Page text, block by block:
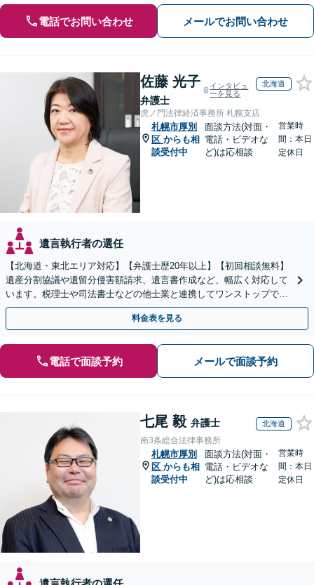
電話でお問い合わせ メールでお問い合わせ
佐藤 光子
弁護士
インタビュ
ーを見る
北海道
虎ノ門法律経済事務所 札幌支店
札幌市厚別
区 からも相
談受付中
面談方法(対面・
電話・ビデオな
ど)は応相談
営業時
間：本日
定休日
遺言執行者の選任
【北海道・東北エリア対応】【弁護士歴20年以上】【初回相談無料】
遺産分割協議や遺留分侵害額請求、遺言書作成など、幅広く対応して
います。税理士や司法書士などの他士業と連携してワンストップでの
解決が可能です。ぜひご相談ください。
料金表を見る
電話で面談予約 メールで面談予約
七尾 毅 弁護士 北海道
南3条総合法律事務所
札幌市厚別
区 からも相
談受付中
面談方法(対面・
電話・ビデオな
ど)は応相談
営業時
間：本日
定休日